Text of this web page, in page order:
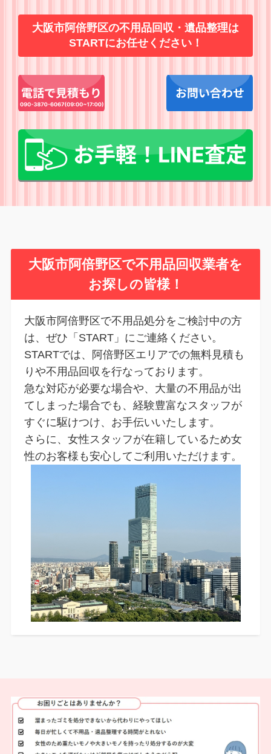
大阪市阿倍野区の不用品回収・遺品整理は
STARTにお任せください！
大阪市阿倍野区で不用品回収業者を
お探しの皆様！
大阪市阿倍野区で不用品処分をご検討中の方
は、ぜひ「START」にご連絡ください。
STARTでは、阿倍野区エリアでの無料見積も
りや不用品回収を行なっております。
急な対応が必要な場合や、大量の不用品が出
てしまった場合でも、経験豊富なスタッフが
すぐに駆けつけ、お手伝いいたします。
さらに、女性スタッフが在籍しているため女
性のお客様も安心してご利用いただけます。